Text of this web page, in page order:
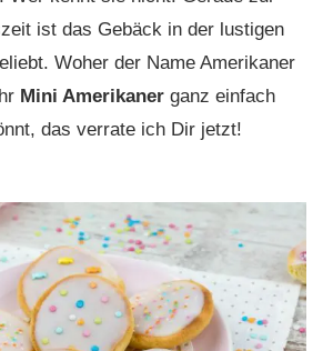
ist das Gebäck in der lustigen
Woher der Name Amerikaner
Mini Amerikaner ganz einfach
das verrate ich Dir jetzt!